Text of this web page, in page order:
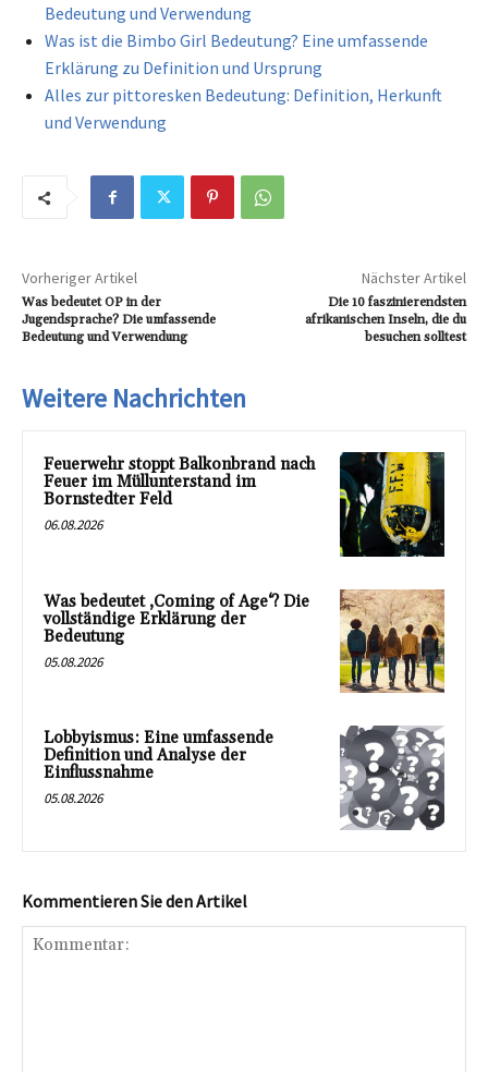
Bedeutung und Verwendung
Was ist die Bimbo Girl Bedeutung? Eine umfassende
Erklärung zu Definition und Ursprung
Alles zur pittoresken Bedeutung: Definition, Herkunft
und Verwendung
Vorheriger Artikel
Was bedeutet OP in der
Jugendsprache? Die umfassende
Bedeutung und Verwendung
Nächster Artikel
Die 10 faszinierendsten
afrikanischen Inseln, die du
besuchen solltest
Weitere Nachrichten
Feuerwehr stoppt Balkonbrand nach
Feuer im Müllunterstand im
Bornstedter Feld
06.08.2026
Was bedeutet ‚Coming of Age‘? Die
vollständige Erklärung der
Bedeutung
05.08.2026
Lobbyismus: Eine umfassende
Definition und Analyse der
Einflussnahme
05.08.2026
Kommentieren Sie den Artikel